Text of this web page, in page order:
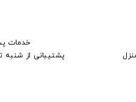
خدمات
پشتیبانی از شنبه تا